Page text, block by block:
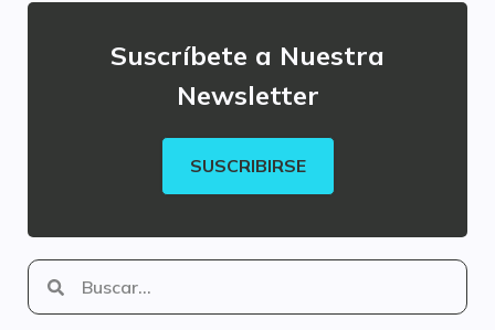
Suscríbete a Nuestra
Newsletter
SUSCRIBIRSE